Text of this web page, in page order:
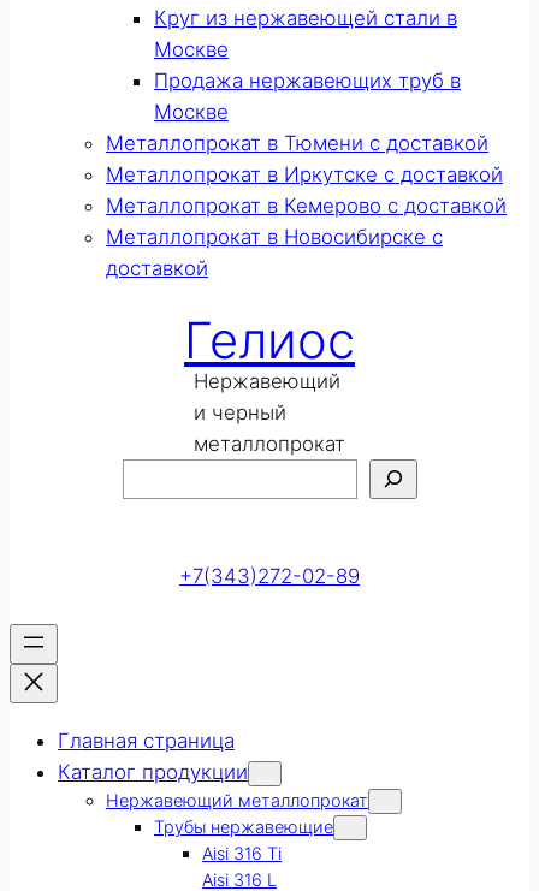
Круг из нержавеющей стали в
Москве
Продажа нержавеющих труб в
Москве
Металлопрокат в Тюмени с доставкой
Металлопрокат в Иркутске с доставкой
Металлопрокат в Кемерово с доставкой
Металлопрокат в Новосибирске с
доставкой
Гелиос
Нержавеющий
и черный
металлопрокат
+7(343)272-02-89
Главная страница
Каталог продукции
Нержавеющий металлопрокат
Трубы нержавеющие
Aisi 316 Ti
Aisi 316 L